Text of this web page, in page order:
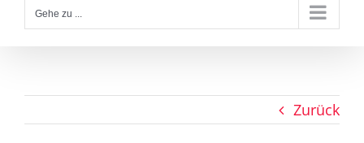
Gehe zu ...
Zurück